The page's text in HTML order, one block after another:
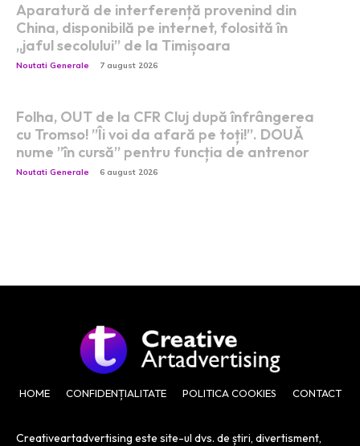
Aparatură de interferență provenind din
China, disponibilă pe internet, folosită în
„jaful secolului” de la Timișoara
Noutati Generale 7 august 2026
Folha, OUT de la CFR Cluj după înfrângerea
cu Tromso! ”Îi voi da afară pe toți!”. DOUĂ
nume ”în cursă” pentru funcția de antrenor
Noutati Generale 6 august 2026
HOME CONFIDENȚIALITATE POLITICA COOKIES CONTACT
Creativeartadvertising este site-ul dvs. de știri, divertisment,